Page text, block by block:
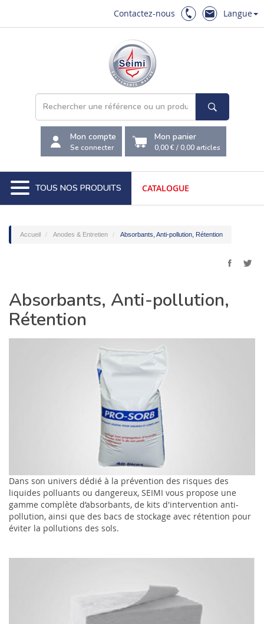
Contactez-nous Langue
Mon compte
Se connecter
Mon panier
0,00 €/0,00 articles
TOUS NOS PRODUITS CATALOGUE
Accueil Anodes & Entretien Absorbants, Anti-pollution, Rétention
Absorbants, Anti-pollution,
Rétention
Dans son univers dédié à la prévention des risques des
liquides polluants ou dangereux, SEIMI vous propose une
gamme complète d’absorbants, de kits d'intervention anti-
pollution, ainsi que des bacs de stockage avec rétention pour
éviter la pollutions des sols.